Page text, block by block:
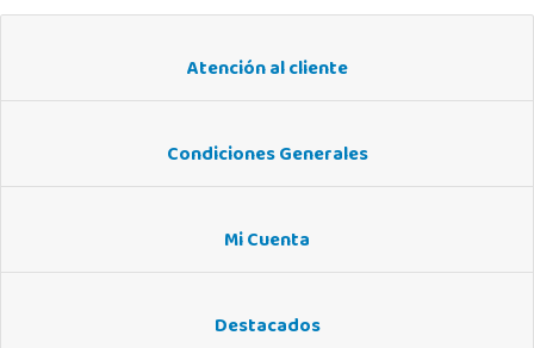
Atención al cliente
Condiciones Generales
Mi Cuenta
Destacados